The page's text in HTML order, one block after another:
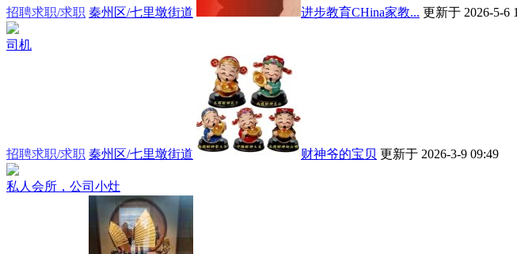
招聘求职/求职 秦州区/七里墩街道 进步教育CHina家教... 更新于 2026-5-6
司机
招聘求职/求职 秦州区/七里墩街道 财神爷的宝贝 更新于 2026-3-9 09:49
私人会所，公司小灶